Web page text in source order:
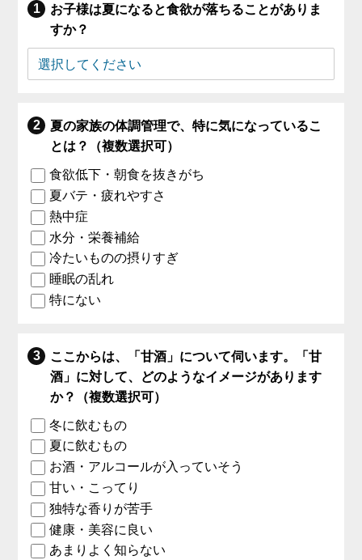
お子様は夏になると食欲が落ちることがありま
すか？
夏の家族の体調管理で、特に気になっているこ
とは？（複数選択可）
食欲低下・朝食を抜きがち
夏バテ・疲れやすさ
熱中症
水分・栄養補給
冷たいものの摂りすぎ
睡眠の乱れ
特にない
ここからは、「甘酒」について伺います。「甘
酒」に対して、どのようなイメージがあります
か？（複数選択可）
冬に飲むもの
夏に飲むもの
お酒・アルコールが入っていそう
甘い・こってり
独特な香りが苦手
健康・美容に良い
あまりよく知らない